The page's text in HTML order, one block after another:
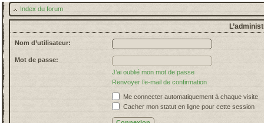
Index du forum
Nom d’utilisateur:
Mot de passe:
J’ai oublié mon mot de passe
Renvoyer l’e-mail de confirmation
Me connecter automatiquement à chaque visite
Cacher mon statut en ligne pour cette session